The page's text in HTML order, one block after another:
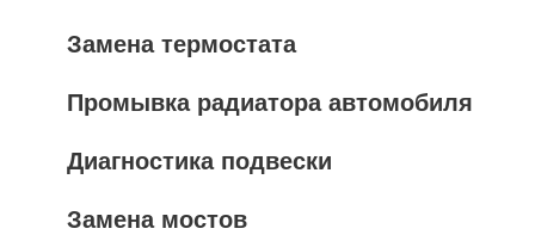
Замена термостата
Промывка радиатора автомобиля
Диагностика подвески
Замена мостов